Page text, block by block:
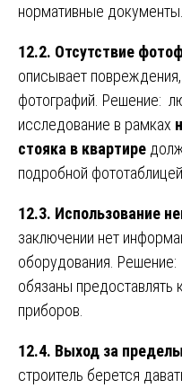
нормативные документы.
12.2. Отсутствие
описывает
фотографий. Решение:
исследование в рамках
стояка в квартире
подробной
12.3. Использование
заключении нет
оборудования. Решение:
обязаны предоставлять
приборов.
12.4. Выход за
строитель берется